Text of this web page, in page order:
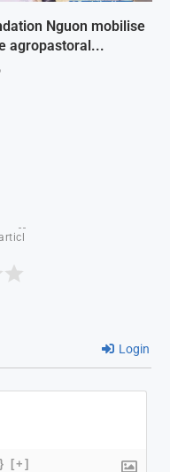
Nguon mobilise
agropastoral...
Login
[+]